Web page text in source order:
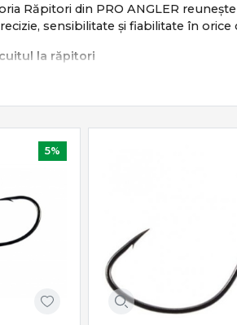
Răpitori din PRO ANGLER
sensibilitate și fiabilitate în orice
la răpitori
bazează pe:
în recuperare
mobil și extrem de eficient atunci
pentru pescuitul la răpitori
include o gamă completă de produse
– sensibilitate și putere
& baitcasting
– recuperare fluidă și
5%